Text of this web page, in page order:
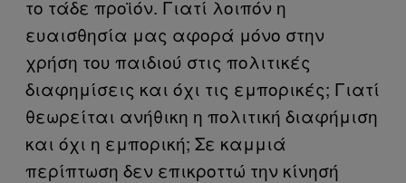
το τάδε προϊόν. Γιατί λοιπόν η
ευαισθησία μας αφορά μόνο στην
χρήση του παιδιού στις πολιτικές
διαφημίσεις και όχι τις εμπορικές; Γιατί
θεωρείται ανήθικη η πολιτική διαφήμιση
και όχι η εμπορική; Σε καμμιά
περίπτωση δεν επικροττώ την κίνησή